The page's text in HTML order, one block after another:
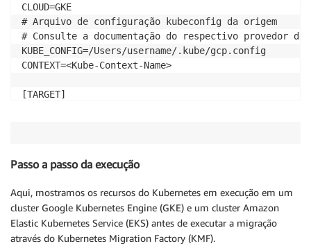
CLOUD=GKE
# Arquivo de configuração kubeconfig da origem
# Consulte a documentação do respectivo provedor
KUBE_CONFIG=/Users/username/.kube/gcp.config
CONTEXT=<Kube-Context-Name>
[TARGET]
KUBE_CONFIG=/Users/username/.kube/config
[MIGRATE_IMAGES]
# Esta seção é usada para passar valores para a
# Você deseja migrar imagens de repositórios de
Passo a passo da execução
Aqui, mostramos os recursos do Kubernetes em execução em um
cluster Google Kubernetes Engine (GKE) e um cluster Amazon
Elastic Kubernetes Service (EKS) antes de executar a migração
através do Kubernetes Migration Factory (KMF).